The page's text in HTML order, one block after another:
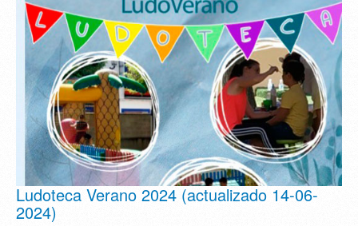
Ludoteca Verano 2024 (actualizado 14-06-
2024)